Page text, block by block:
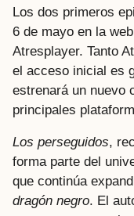
Los dos primeros
6 de mayo en la
Atresplayer. Tanto
el acceso inicial es
estrenará un nuevo
principales
Los perseguidos,
forma parte del
que continúa
dragón negro. El